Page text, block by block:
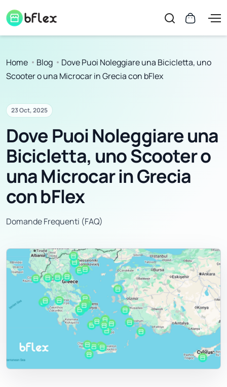
Home Blog
Dove Puoi Noleggiare una Bicicletta, uno
Scooter o una Microcar in Grecia con bFlex
23 Oct, 2025
Dove Puoi Noleggiare una
Bicicletta, uno Scooter o
una Microcar in Grecia
con bFlex
Domande Frequenti (FAQ)